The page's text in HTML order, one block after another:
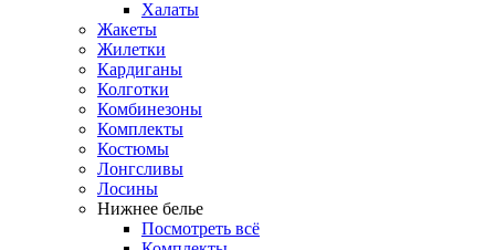
Халаты
Жакеты
Жилетки
Кардиганы
Колготки
Комбинезоны
Комплекты
Костюмы
Лонгсливы
Лосины
Нижнее белье
Посмотреть всё